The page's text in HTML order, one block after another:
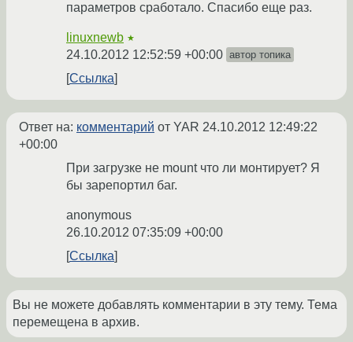
параметров сработало. Спасибо еще раз.
linuxnewb ★
24.10.2012 12:52:59 +00:00 автор топика
Ссылка
Ответ на: комментарий от YAR 24.10.2012 12:49:22
+00:00
При загрузке не mount что ли монтирует? Я
бы зарепортил баг.
anonymous
26.10.2012 07:35:09 +00:00
Ссылка
Вы не можете добавлять комментарии в эту тему. Тема
перемещена в архив.